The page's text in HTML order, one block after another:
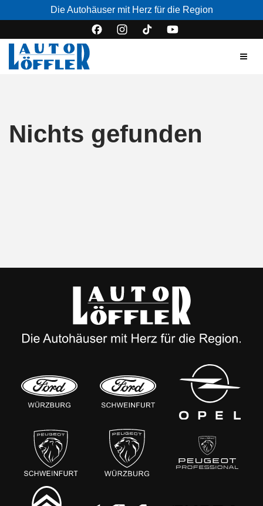
Die Autohäuser mit Herz für die Region
Nichts gefunden